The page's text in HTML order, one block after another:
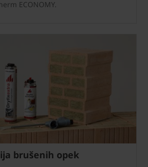
ECONOMY.
brušenih opek